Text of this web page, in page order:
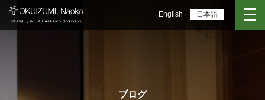
English 日本語
ブログ